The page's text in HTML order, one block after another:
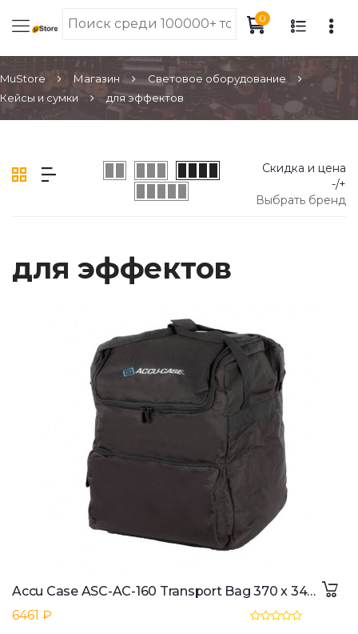
0
MuStore Магазин
Световое оборудование
Кейсы и сумки
для эффектов
Скидка и цена
-/+
Выбрать бренд
для эффектов
Accu Case ASC-AC-160 Transport Bag 370 x 340 x 430 mm
6461 ₽